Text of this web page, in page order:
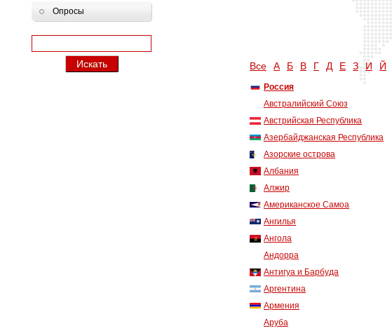
Все А Б В Г Д Е З И Й
Россия
Австралийский Союз
Австрийская Республика
Азербайджанская Республика
Азорские острова
Албания
Алжир
Американское Самоа
Ангилья
Ангола
Андорра
Антигуа и Барбуда
Аргентина
Армения
Аруба
Опросы